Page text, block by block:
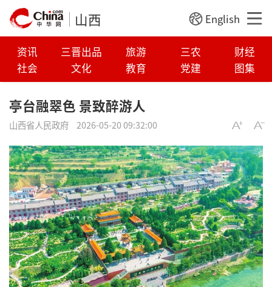
山西 English
资讯 三晋出品 旅游 三农
财经
社会
文化 教育 党建 图集
亭台融翠色 景致醉游人
山西省人民政府 2026-05-20 09:32:00